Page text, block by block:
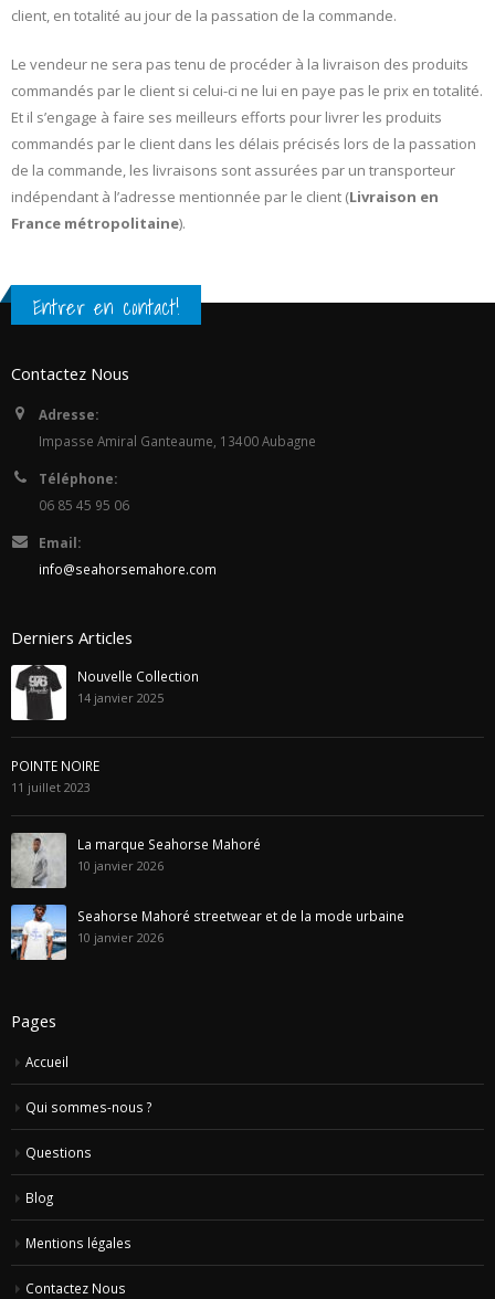
client, en totalité au jour de la passation de la commande.
Le vendeur ne sera pas tenu de procéder à la livraison des produits
commandés par le client si celui-ci ne lui en paye pas le prix en totalité.
Et il s’engage à faire ses meilleurs efforts pour livrer les produits
commandés par le client dans les délais précisés lors de la passation
de la commande, les livraisons sont assurées par un transporteur
indépendant à l’adresse mentionnée par le client (Livraison en
France métropolitaine).
Entrer en contact!
Contactez Nous
Adresse:
Impasse Amiral Ganteaume, 13400 Aubagne
Téléphone:
06 85 45 95 06
Email:
info@seahorsemahore.com
Derniers Articles
Nouvelle Collection
14 janvier 2025
POINTE NOIRE
11 juillet 2023
La marque Seahorse Mahoré
10 janvier 2026
Seahorse Mahoré streetwear et de la mode urbaine
10 janvier 2026
Pages
Accueil
Qui sommes-nous ?
Questions
Blog
Mentions légales
Contactez Nous